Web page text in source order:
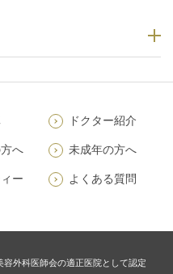
ドクター紹介
へ 未成年の方へ
ー
よくある質問
外科医師会の適正医院として認定